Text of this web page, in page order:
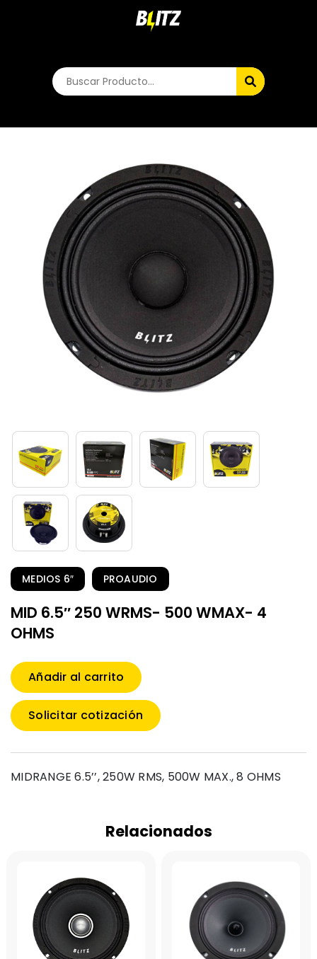
MEDIOS 6″ PROAUDIO
MID 6.5″ 250 WRMS- 500 WMAX- 4
OHMS
Añadir al carrito
Solicitar cotización
MIDRANGE 6.5’’, 250W RMS, 500W MAX., 8 OHMS
Relacionados